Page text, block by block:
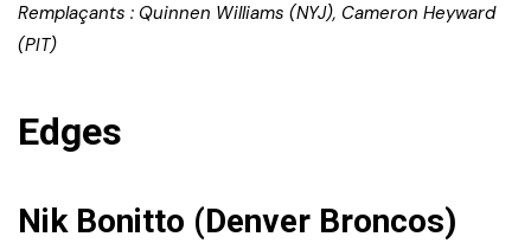
Remplaçants : Quinnen Williams (NYJ), Cameron Heyward
(PIT)
Edges
Nik Bonitto (Denver Broncos)